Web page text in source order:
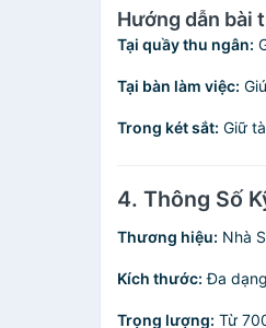
Hướng dẫn bài
Tại quầy thu ngân:
Tại bàn làm việc:
Trong két sắt: Giữ
4. Thông Số
Thương hiệu: Nhà
Kích thước: Đa
Trọng lượng: Từ